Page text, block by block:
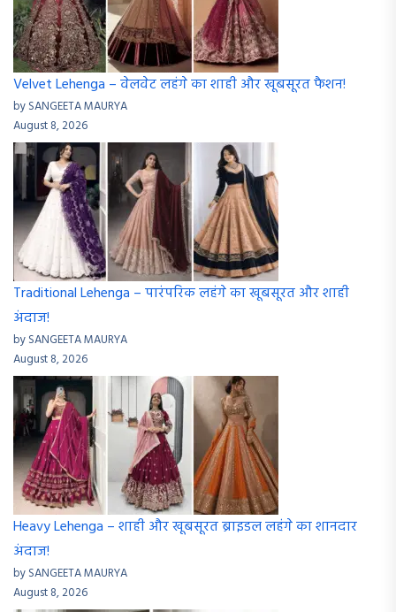
Velvet Lehenga – वेलवेट लहंगे का शाही और खूबसूरत फैशन!
by SANGEETA MAURYA
August 8, 2026
Traditional Lehenga – पारंपरिक लहंगे का खूबसूरत और शाही
अंदाज!
by SANGEETA MAURYA
August 8, 2026
Heavy Lehenga – शाही और खूबसूरत ब्राइडल लहंगे का शानदार
अंदाज!
by SANGEETA MAURYA
August 8, 2026